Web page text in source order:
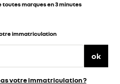
marques en 3 minutes
immatriculation
ok
votre immatriculation ?